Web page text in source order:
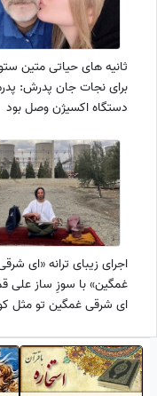
ثانیه های حیاتی متین
برای نجات جان پدرش:
دستگاه اکسیژن وصل بود
داشت پایین می آمد... از
برق کشیدم تمام بدنم می
لرزید+فیلم
اجرای زیبای ترانه «ای
غمگین» با سوزِ ساز علی
ای شرقی غمگین تو مثل
که مقدس است